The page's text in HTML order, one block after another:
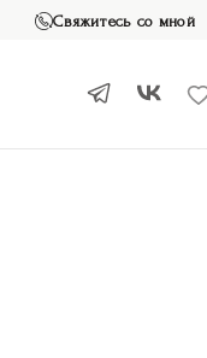
Свяжитесь со мной